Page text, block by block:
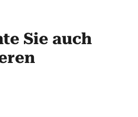
Sie auch